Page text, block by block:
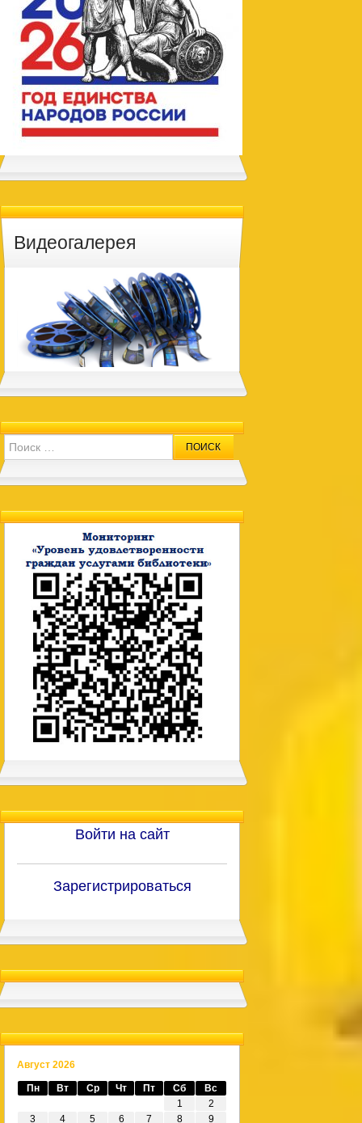
Видеогалерея
Search for:
Войти на сайт
Зарегистрироваться
Август 2026
Пн Вт Ср Чт Пт Сб
Вс
1
2
3
4 5 6 7 8 9